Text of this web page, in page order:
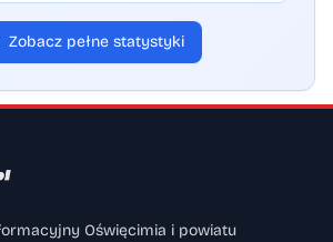
Zobacz pełne statystyki
Oświęcimia i powiatu